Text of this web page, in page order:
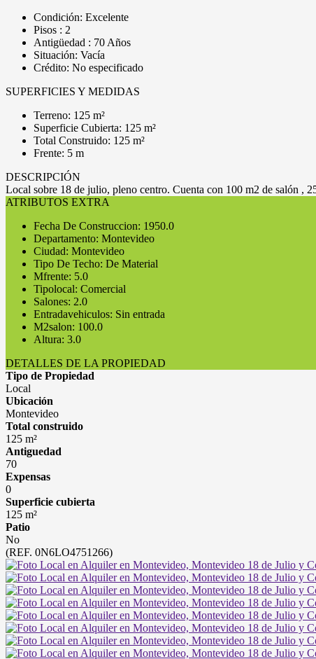
Condición: Excelente
Pisos : 2
Antigüedad : 70 Años
Situación: Vacía
Crédito: No especificado
SUPERFICIES Y MEDIDAS
Terreno: 125 m²
Superficie Cubierta: 125 m²
Total Construido: 125 m²
Frente: 5 m
DESCRIPCIÓN
Local sobre 18 de julio, pleno centro. Cuenta con 100 m2 de salón ,
ATRIBUTOS EXTRA
Fecha De Construccion: 1950.0
Departamento: Montevideo
Ciudad: Montevideo
Tipo De Techo: De Material
Mfrente: 5.0
Tipolocal: Comercial
Salones: 2.0
Entradavehiculos: Sin entrada
M2salon: 100.0
Altura: 3.0
DETALLES DE LA PROPIEDAD
Tipo de Propiedad
Local
Ubicación
Montevideo
Total construido
125 m²
Antiguedad
70
Expensas
0
Superficie cubierta
125 m²
Patio
No
(REF. 0N6LO4751266)